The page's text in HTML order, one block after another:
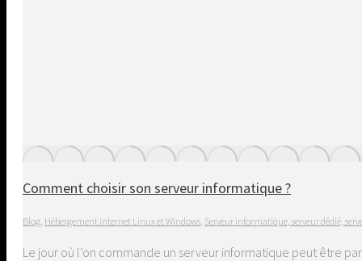
Comment choisir son serveur informatique ?
Blog Hébergement internet Linux et Windows Serveur informatique, serveur dédié,
Le jour où l’on commande un serveur informatique peut être